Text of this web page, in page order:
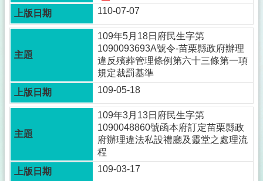
政
府
資
公
補
助
專
110-07-07
109年5月18日府民生字第
1090093693A號令-苗栗縣政府辦理
違反殯葬管理條例第六十三條第一項
規定裁罰基準
109-05-18
109年3月13日府民生字第
1090048860號函本府訂定苗栗縣政
府辦理違法私設禮廳及靈堂之處理流
程
109-03-17